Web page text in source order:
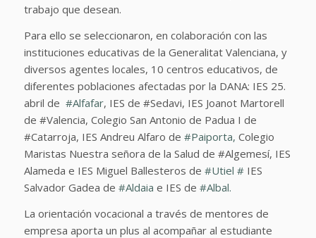
trabajo que desean.
Para ello se seleccionaron, en colaboración con las
instituciones educativas de la Generalitat Valenciana, y
diversos agentes locales, 10 centros educativos, de
diferentes poblaciones afectadas por la DANA: IES 25.
abril de #Alfafar, IES de #Sedavi, IES Joanot Martorell
de #Valencia, Colegio San Antonio de Padua I de
#Catarroja, IES Andreu Alfaro de #Paiporta, Colegio
Maristas Nuestra señora de la Salud de #Algemesí, IES
Alameda e IES Miguel Ballesteros de #Utiel #IES
Salvador Gadea de #Aldaia e IES de #Albal.
La orientación vocacional a través de mentores de
empresa aporta un plus al acompañar al estudiante